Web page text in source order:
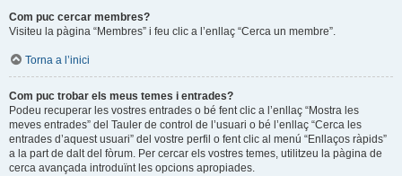
Com puc cercar membres?
Visiteu la pàgina “Membres” i feu clic a l’enllaç “Cerca un membre”.
Torna a l’inici
Com puc trobar els meus temes i entrades?
Podeu recuperar les vostres entrades o bé fent clic a l’enllaç “Mostra les
meves entrades” del Tauler de control de l’usuari o bé l’enllaç “Cerca les
entrades d’aquest usuari” del vostre perfil o fent clic al menú “Enllaços ràpids”
a la part de dalt del fòrum. Per cercar els vostres temes, utilitzeu la pàgina de
cerca avançada introduïnt les opcions apropiades.